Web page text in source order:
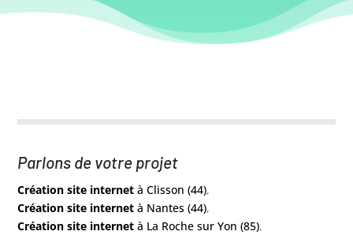
Parlons de votre projet
Création site internet à Clisson (44),
Création site internet à Nantes (44),
Création site internet à La Roche sur Yon (85),